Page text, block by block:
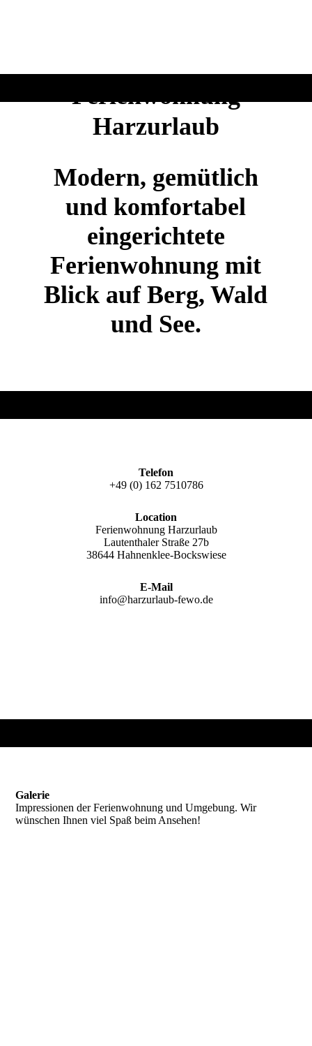
Ferienwohnung
Harzurlaub
Modern, gemütlich
und komfortabel
eingerichtete
Ferienwohnung mit
Blick auf Berg, Wald
und See.
Telefon
+49 (0) 162 7510786
Location
Ferienwohnung Harzurlaub
Lautenthaler Straße 27b
38644 Hahnenklee-Bockswiese
E-Mail
info@harzurlaub-fewo.de
Galerie
Impressionen der Ferienwohnung und Umgebung. Wir
wünschen Ihnen viel Spaß beim Ansehen!